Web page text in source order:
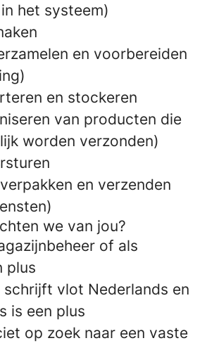
het systeem)
en voorbereiden
en stockeren
van producten die
worden verzonden)
en verzenden
we van jou?
of als
plus
schrijft vlot Nederlands en
is een plus
op zoek naar een vaste